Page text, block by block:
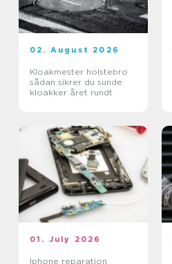
02. August 2026
Kloakmester holstebro
sådan sikrer du sunde
kloakker året rundt
01. July 2026
Iphone reparation